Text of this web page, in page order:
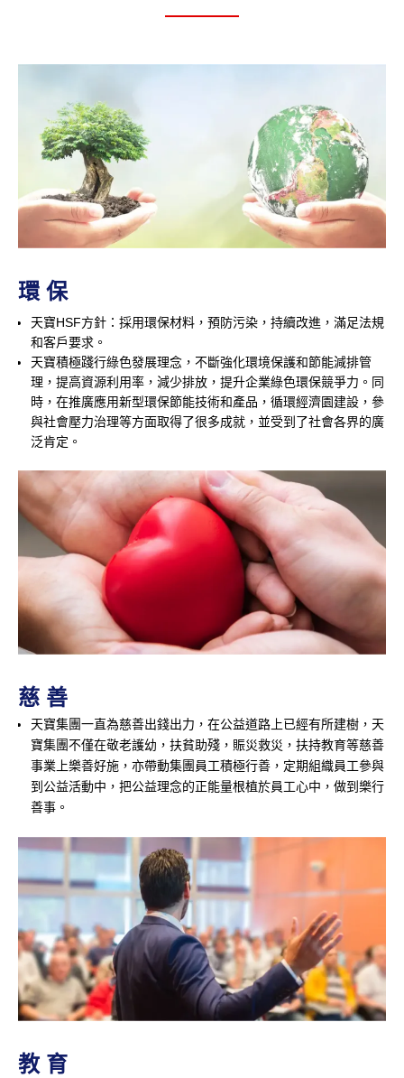
環 保
天寶HSF方針：採用環保材料，預防污染，持續改進，滿足法規
和客戶要求。
天寶積極踐行綠色發展理念，不斷強化環境保護和節能減排管
理，提高資源利用率，減少排放，提升企業綠色環保競爭力。同
時，在推廣應用新型環保節能技術和產品，循環經濟園建設，參
與社會壓力治理等方面取得了很多成就，並受到了社會各界的廣
泛肯定。
慈 善
天寶集團一直為慈善出錢出力，在公益道路上已經有所建樹，天
寶集團不僅在敬老護幼，扶貧助殘，賑災救災，扶持教育等慈善
事業上樂善好施，亦帶動集團員工積極行善，定期組織員工參與
到公益活動中，把公益理念的正能量根植於員工心中，做到樂行
善事。
教 育